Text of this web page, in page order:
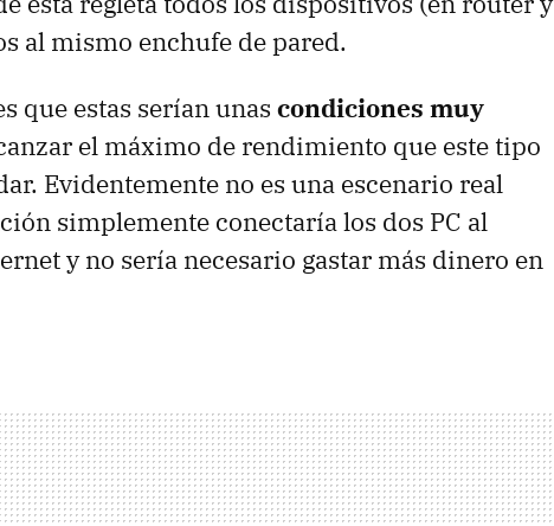
al mismo enchufe de pared.
que estas serían unas condiciones muy
el máximo de rendimiento que este tipo
Evidentemente no es una escenario real
simplemente conectaría los dos PC al
y no sería necesario gastar más dinero en